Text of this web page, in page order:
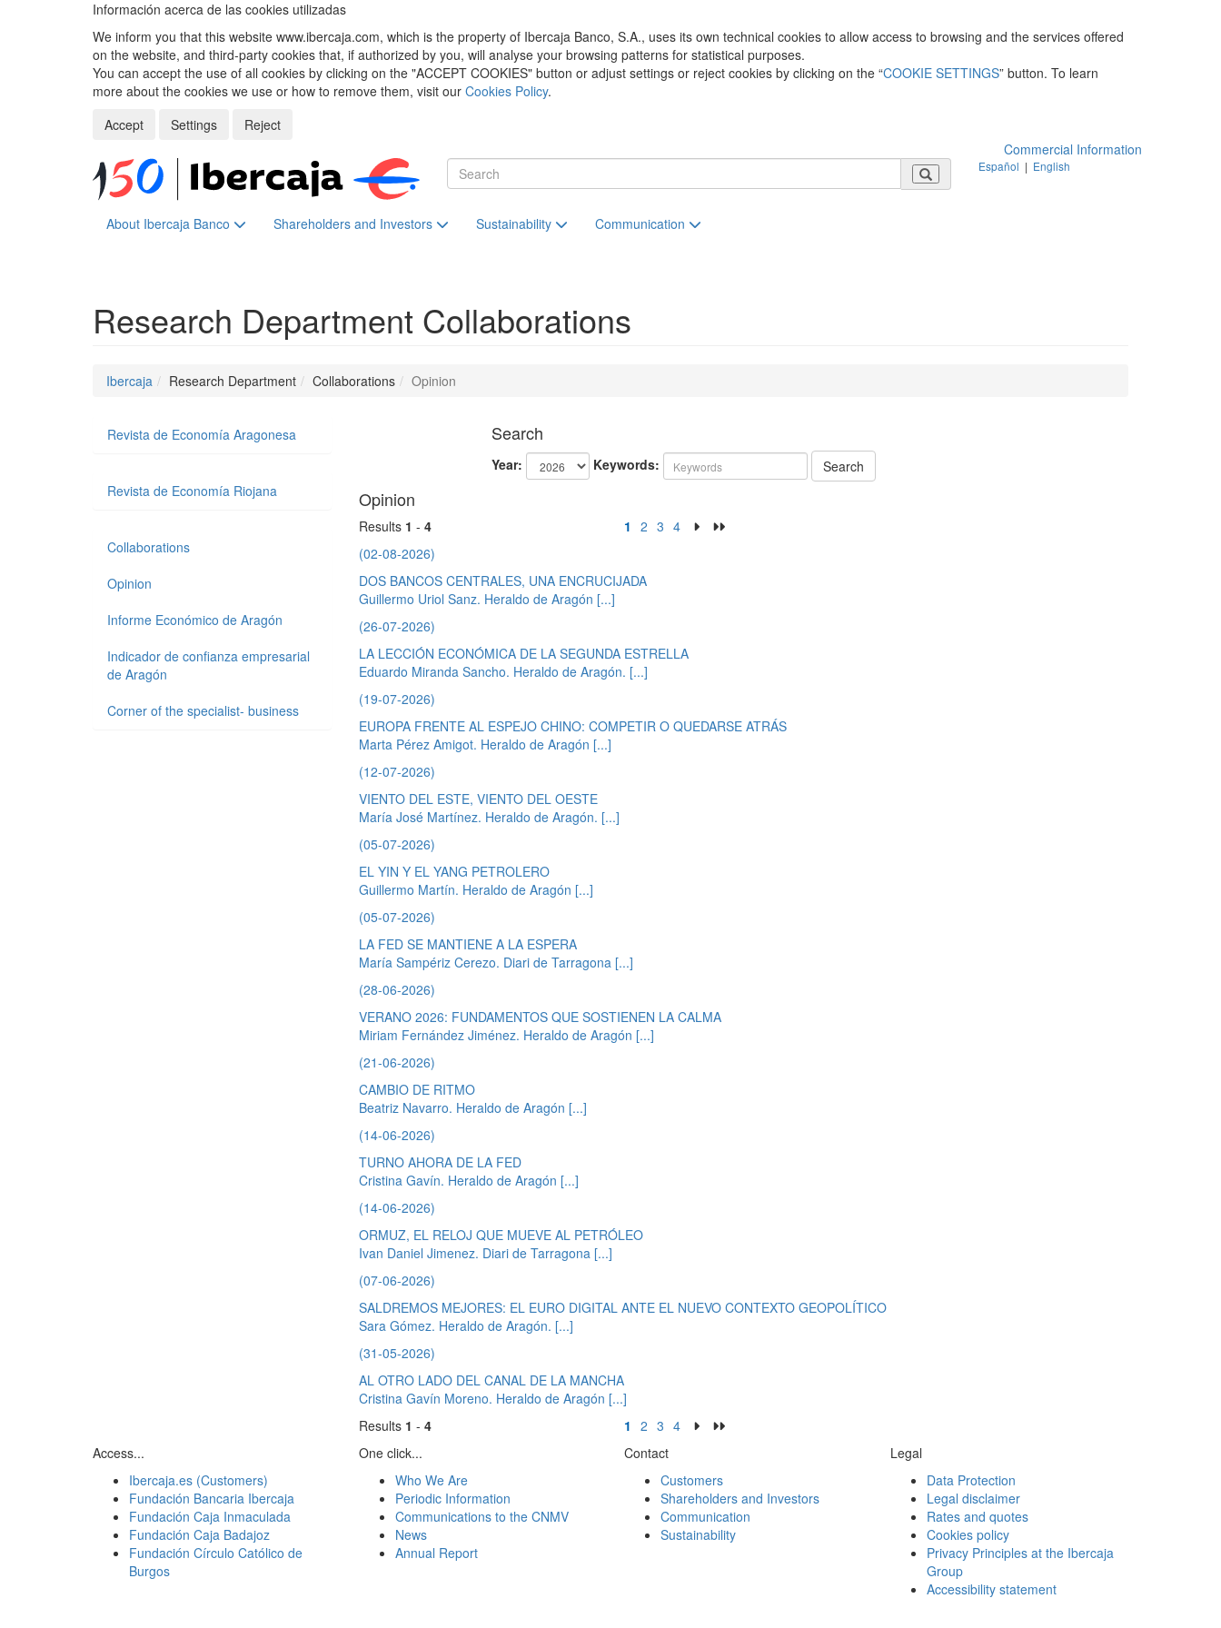
Información acerca de las cookies utilizadas
We inform you that this website www.ibercaja.com, which is the property of Ibercaja Banco, S.A., uses its own technical cookies to allow access to browsing and the services offered
on the website, and third-party cookies that, if authorized by you, will analyse your browsing patterns for statistical purposes.
You can accept the use of all cookies by clicking on the "ACCEPT COOKIES" button or adjust settings or reject cookies by clicking on the “COOKIE SETTINGS” button. To learn
more about the cookies we use or how to remove them, visit our Cookies Policy.
Accept
Settings
Reject
Commercial Information
Español | English
About Ibercaja Banco Shareholders and Investors Sustainability Communication
Research Department Collaborations
Ibercaja Research Department Collaborations Opinion
Search
Year: Keywords: Search
Opinion
Results 1 - 4 1 2 3 4
(02-08-2026)
DOS BANCOS CENTRALES, UNA ENCRUCIJADA
Guillermo Uriol Sanz. Heraldo de Aragón [...]
(26-07-2026)
LA LECCIÓN ECONÓMICA DE LA SEGUNDA ESTRELLA
Eduardo Miranda Sancho. Heraldo de Aragón. [...]
(19-07-2026)
EUROPA FRENTE AL ESPEJO CHINO: COMPETIR O QUEDARSE ATRÁS
Marta Pérez Amigot. Heraldo de Aragón [...]
(12-07-2026)
VIENTO DEL ESTE, VIENTO DEL OESTE
María José Martínez. Heraldo de Aragón. [...]
(05-07-2026)
EL YIN Y EL YANG PETROLERO
Guillermo Martín. Heraldo de Aragón [...]
(05-07-2026)
LA FED SE MANTIENE A LA ESPERA
María Sampériz Cerezo. Diari de Tarragona [...]
(28-06-2026)
VERANO 2026: FUNDAMENTOS QUE SOSTIENEN LA CALMA
Miriam Fernández Jiménez. Heraldo de Aragón [...]
(21-06-2026)
CAMBIO DE RITMO
Beatriz Navarro. Heraldo de Aragón [...]
(14-06-2026)
TURNO AHORA DE LA FED
Cristina Gavín. Heraldo de Aragón [...]
(14-06-2026)
ORMUZ, EL RELOJ QUE MUEVE AL PETRÓLEO
Ivan Daniel Jimenez. Diari de Tarragona [...]
(07-06-2026)
SALDREMOS MEJORES: EL EURO DIGITAL ANTE EL NUEVO CONTEXTO GEOPOLÍTICO
Sara Gómez. Heraldo de Aragón. [...]
(31-05-2026)
AL OTRO LADO DEL CANAL DE LA MANCHA
Cristina Gavín Moreno. Heraldo de Aragón [...]
Results 1 - 4 1 2 3 4
Revista de Economía Aragonesa
Revista de Economía Riojana
Collaborations
Opinion
Informe Económico de Aragón
Indicador de confianza empresarial
de Aragón
Corner of the specialist- business
Access...
Ibercaja.es (Customers)
Fundación Bancaria Ibercaja
Fundación Caja Inmaculada
Fundación Caja Badajoz
Fundación Círculo Católico de
Burgos
One click...
Who We Are
Periodic Information
Communications to the CNMV
News
Annual Report
Contact
Customers
Shareholders and Investors
Communication
Sustainability
Legal
Data Protection
Legal disclaimer
Rates and quotes
Cookies policy
Privacy Principles at the Ibercaja
Group
Accessibility statement